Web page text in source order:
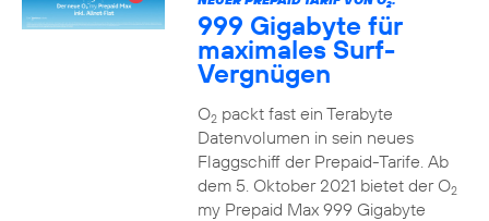
2
999 Gigabyte für
maximales Surf-
Vergnügen
O2packt fast ein Terabyte
Datenvolumen in sein neues
Flaggschiff der Prepaid-Tarife. Ab
dem 5. Oktober 2021 bietet der O2
my Prepaid Max 999 Gigabyte